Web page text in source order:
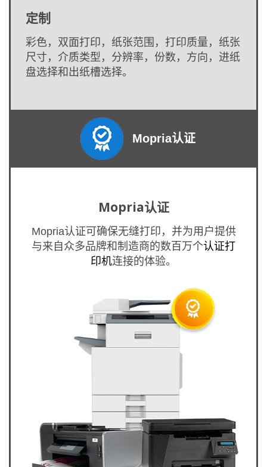
定制
彩色，双面打印，纸张范围，打印质量，纸张
尺寸，介质类型，分辨率，份数，方向，进纸
盘选择和出纸槽选择。
Mopria认证
Mopria认证
Mopria认证可确保无缝打印，并为用户提供
与来自众多品牌和制造商的数百万个认证打
印机连接的体验。